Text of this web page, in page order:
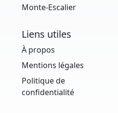
Monte-Escalier
Liens utiles
À propos
Mentions légales
Politique de
confidentialité